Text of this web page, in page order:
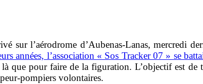
sur l’aérodrome d’Aubenas-Lanas, mercredi
années, l’association « Sos Tracker 07 » se
que pour faire de la figuration. L’objectif est
pompiers volontaires.